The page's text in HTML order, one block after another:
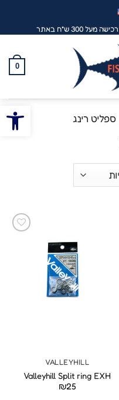
פתח
0
ספליט רינג
VALLEYHILL
Valleyhill Split ring EXH
₪25